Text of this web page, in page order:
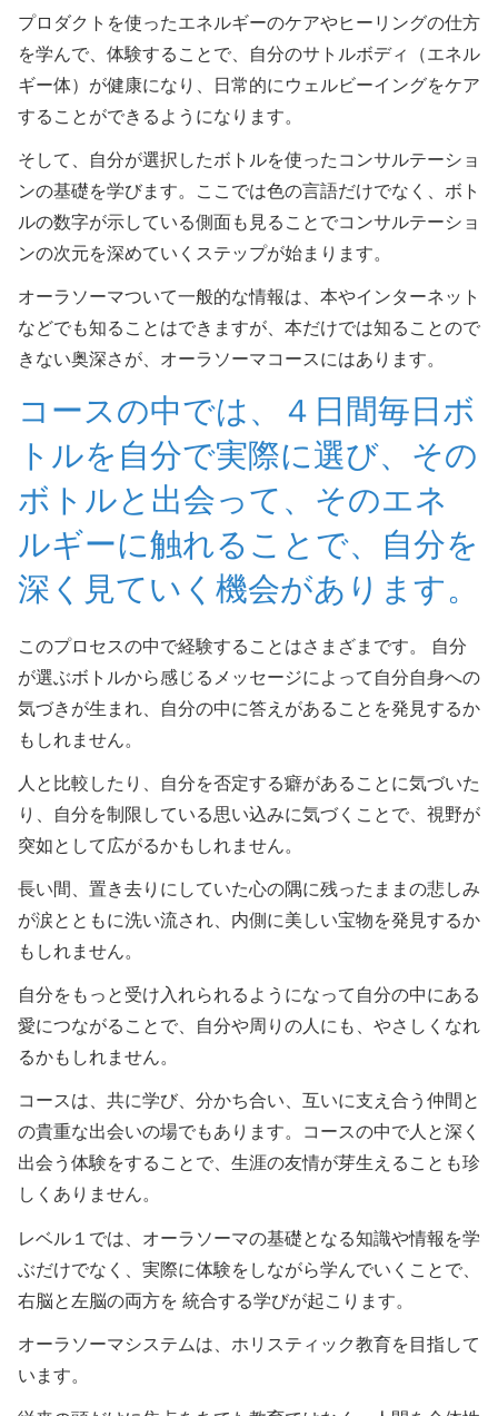
プロダクトを使ったエネルギーのケアやヒーリングの仕方
を学んで、体験することで、自分のサトルボディ（エネル
ギー体）が健康になり、日常的にウェルビーイングをケア
することができるようになります。
そして、自分が選択したボトルを使ったコンサルテーショ
ンの基礎を学びます。ここでは色の言語だけでなく、ボト
ルの数字が示している側面も見ることでコンサルテーショ
ンの次元を深めていくステップが始まります。
オーラソーマついて一般的な情報は、本やインターネット
などでも知ることはできますが、本だけでは知ることので
きない奥深さが、オーラソーマコースにはあります。
コースの中では、４日間毎日ボ
トルを自分で実際に選び、その
ボトルと出会って、そのエネ
ルギーに触れることで、自分を
深く見ていく機会があります。
このプロセスの中で経験することはさまざまです。 自分
が選ぶボトルから感じるメッセージによって自分自身への
気づきが生まれ、自分の中に答えがあることを発見するか
もしれません。
人と比較したり、自分を否定する癖があることに気づいた
り、自分を制限している思い込みに気づくことで、視野が
突如として広がるかもしれません。
長い間、置き去りにしていた心の隅に残ったままの悲しみ
が涙とともに洗い流され、内側に美しい宝物を発見するか
もしれません。
自分をもっと受け入れられるようになって自分の中にある
愛につながることで、自分や周りの人にも、やさしくなれ
るかもしれません。
コースは、共に学び、分かち合い、互いに支え合う仲間と
の貴重な出会いの場でもあります。コースの中で人と深く
出会う体験をすることで、生涯の友情が芽生えることも珍
しくありません。
レベル１では、オーラソーマの基礎となる知識や情報を学
ぶだけでなく、実際に体験をしながら学んでいくことで、
右脳と左脳の両方を 統合する学びが起こります。
オーラソーマシステムは、ホリスティック教育を目指して
います。